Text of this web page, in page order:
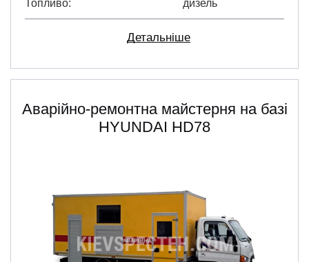
Топливо дизель
Детальніше
Аварійно-ремонтна майстерня на базі
HYUNDAI HD78